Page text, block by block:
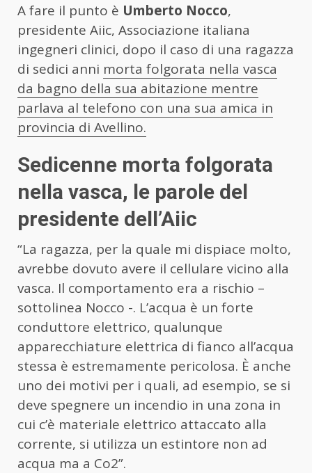
A fare il punto è Umberto Nocco,
presidente Aiic, Associazione italiana
ingegneri clinici, dopo il caso di una ragazza
di sedici anni morta folgorata nella vasca
da bagno della sua abitazione mentre
parlava al telefono con una sua amica in
provincia di Avellino.
Sedicenne morta folgorata
nella vasca, le parole del
presidente dell’Aiic
“La ragazza, per la quale mi dispiace molto,
avrebbe dovuto avere il cellulare vicino alla
vasca. Il comportamento era a rischio –
sottolinea Nocco -. L’acqua è un forte
conduttore elettrico, qualunque
apparecchiature elettrica di fianco all’acqua
stessa è estremamente pericolosa. È anche
uno dei motivi per i quali, ad esempio, se si
deve spegnere un incendio in una zona in
cui c’è materiale elettrico attaccato alla
corrente, si utilizza un estintore non ad
acqua ma a Co2”.